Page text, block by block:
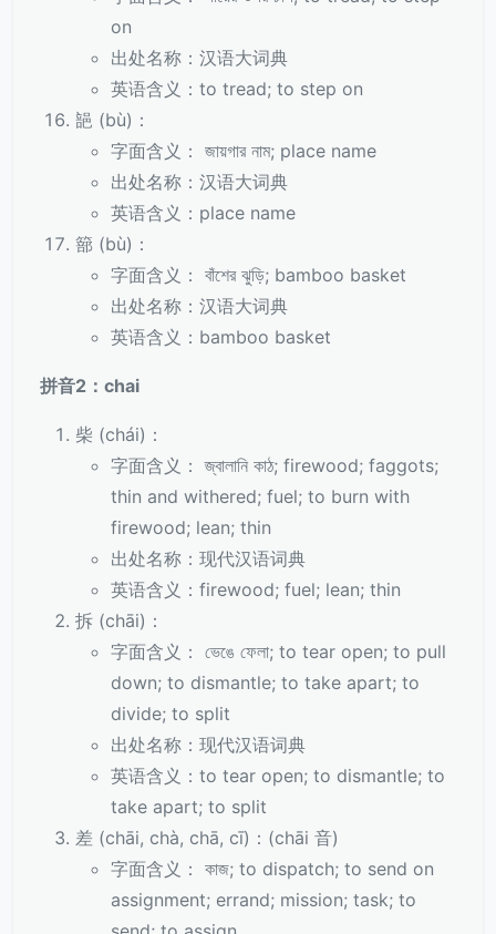
on
出处名称：汉语大词典
英语含义：to tread; to step on
郶 (bù)：
字面含义： জায়গার নাম; place name
出处名称：汉语大词典
英语含义：place name
篰 (bù)：
字面含义： বাঁশের ঝুড়ি; bamboo basket
出处名称：汉语大词典
英语含义：bamboo basket
拼音2：chai
柴 (chái)：
字面含义： জ্বালানি কাঠ; firewood; faggots;
thin and withered; fuel; to burn with
firewood; lean; thin
出处名称：现代汉语词典
英语含义：firewood; fuel; lean; thin
拆 (chāi)：
字面含义： ভেঙে ফেলা; to tear open; to pull
down; to dismantle; to take apart; to
divide; to split
出处名称：现代汉语词典
英语含义：to tear open; to dismantle; to
take apart; to split
差 (chāi, chà, chā, cī)：(chāi 音)
字面含义： কাজ; to dispatch; to send on
assignment; errand; mission; task; to